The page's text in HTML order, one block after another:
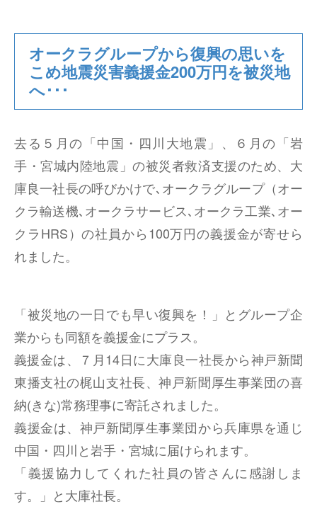
オークラグループから復興の思いを
こめ地震災害義援金200万円を被災地
へ･･･
去る５月の「中国・四川大地震」、６月の「岩
手・宮城内陸地震」の被災者救済支援のため、大
庫良一社長の呼びかけで､オークラグループ（オー
クラ輸送機､オークラサービス､オークラ工業､オー
クラHRS）の社員から100万円の義援金が寄せら
れました。
「被災地の一日でも早い復興を！」とグループ企
業からも同額を義援金にプラス。
義援金は、７月14日に大庫良一社長から神戸新聞
東播支社の梶山支社長、神戸新聞厚生事業団の喜
納(きな)常務理事に寄託されました。
義援金は、神戸新聞厚生事業団から兵庫県を通じ
中国・四川と岩手・宮城に届けられます。
「義援協力してくれた社員の皆さんに感謝しま
す。」と大庫社長。